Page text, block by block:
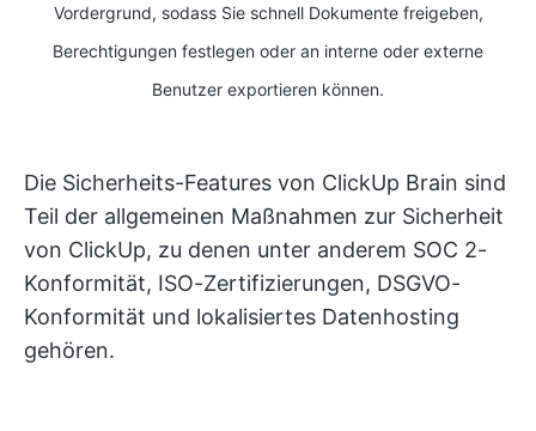
Vordergrund, sodass Sie schnell Dokumente freigeben,
Berechtigungen festlegen oder an interne oder externe
Benutzer exportieren können.
Die Sicherheits-Features von ClickUp Brain sind
Teil der allgemeinen Maßnahmen zur Sicherheit
von ClickUp, zu denen unter anderem SOC 2-
Konformität, ISO-Zertifizierungen, DSGVO-
Konformität und lokalisiertes Datenhosting
gehören.